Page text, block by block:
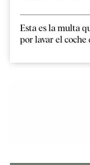
Esta es la multa
por lavar el coche